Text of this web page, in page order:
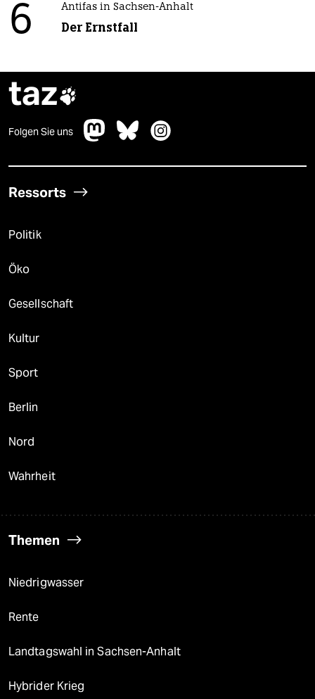
6 Antifas in Sachsen-Anhalt
Der Ernstfall
taz
Folgen Sie uns
Ressorts
Politik
Öko
Gesellschaft
Kultur
Sport
Berlin
Nord
Wahrheit
Themen
Niedrigwasser
Rente
Landtagswahl in Sachsen-Anhalt
Hybrider Krieg